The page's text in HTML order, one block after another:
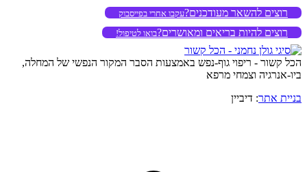
רוצים להשאר מעודכנים?עקבו אחרי בפייסבוק
רוצים להיות בריאים ומאושרים?בואו לטיפול!
הכל קשור - ריפוי גוף-נפש באמצעות הסבר המקור הנפשי של המחלה,
ביו-אנרגיה וצמחי מרפא
בניית אתר: דיביין